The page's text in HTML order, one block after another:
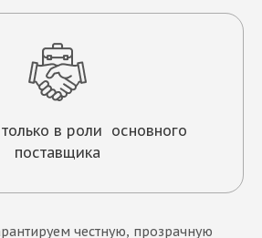
в роли основного
поставщика
честную, прозрачную